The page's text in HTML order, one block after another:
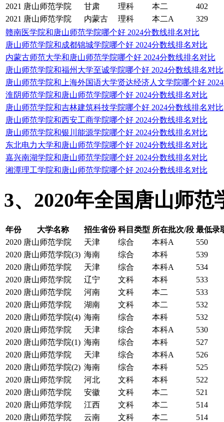
2021 唐山师范学院 甘肃 理科 本二
402
2021 唐山师范学院 内蒙古 理科 本二A
329
赣南医学院和唐山师范学院哪个好 2024分数线排名对比
唐山师范学院和成都锦城学院哪个好 2024分数线排名对比
内蒙古师范大学和唐山师范学院哪个好 2024分数线排名对比
唐山师范学院和福州大学至诚学院哪个好 2024分数线排名对比
唐山师范学院和上海外国语大学贤达经济人文学院哪个好
淮阴师范学院和唐山师范学院哪个好 2024分数线排名对比
唐山师范学院和吉林建筑科技学院哪个好 2024分数线排名对比
唐山师范学院和西安工商学院哪个好 2024分数线排名对比
唐山师范学院和银川能源学院哪个好 2024分数线排名对比
东北电力大学和唐山师范学院哪个好 2024分数线排名对比
嘉兴南湖学院和唐山师范学院哪个好 2024分数线排名对比
湘潭理工学院和唐山师范学院哪个好 2024分数线排名对比
3、2020年全国唐山师范
年份 大学名称 招生省份 科目类型 所在批次/段 最低录
2020 唐山师范学院 天津 综合 本科A
550
2020 唐山师范学院(3) 海南 综合 本科
539
2020 唐山师范学院 天津 综合 本科A
534
2020 唐山师范学院 辽宁 文科 本科
533
2020 唐山师范学院 河南 文科 本二
533
2020 唐山师范学院 湖南 文科 本二
532
2020 唐山师范学院(4) 海南 综合 本科
532
2020 唐山师范学院 天津 综合 本科A
530
2020 唐山师范学院(1) 海南 综合 本科
527
2020 唐山师范学院 天津 综合 本科A
526
2020 唐山师范学院(2) 海南 综合 本科
525
2020 唐山师范学院 河北 文科 本科
522
2020 唐山师范学院 安徽 文科 本二
521
2020 唐山师范学院 江西 文科 本二
514
2020 唐山师范学院 云南 文科 本二
514